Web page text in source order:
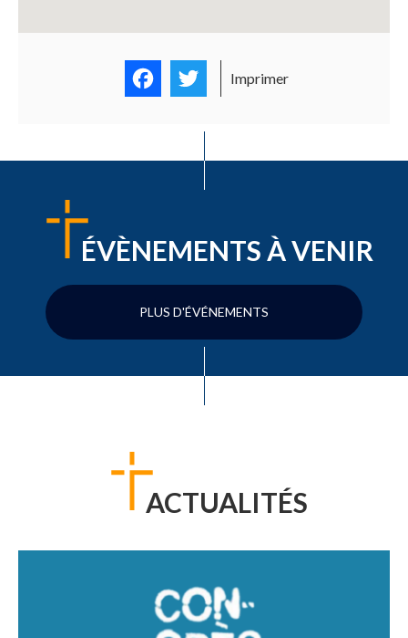
FacebookTwitter
Imprimer
ÉVÈNEMENTS À VENIR
PLUS D'ÉVÉNEMENTS
ACTUALITÉS